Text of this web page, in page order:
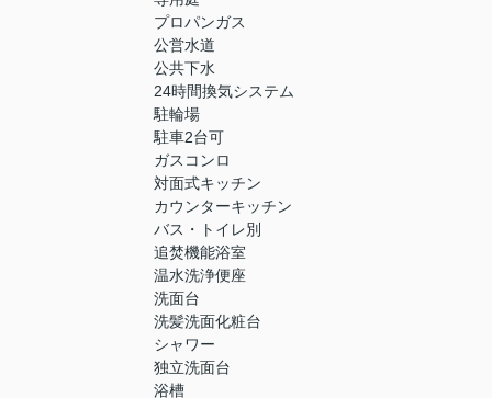
プロパンガス
公営水道
公共下水
24時間換気システム
駐輪場
駐車2台可
ガスコンロ
対面式キッチン
カウンターキッチン
バス・トイレ別
追焚機能浴室
温水洗浄便座
洗面台
洗髪洗面化粧台
シャワー
独立洗面台
浴槽